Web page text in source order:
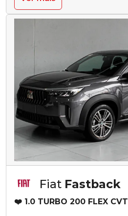
Fiat Fastback
❤️ 1.0 TURBO 200 FLEX CVT